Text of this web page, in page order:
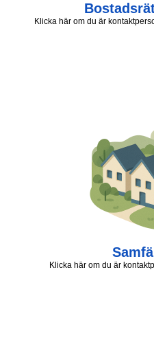
Klicka här om du är
Klicka här om du är